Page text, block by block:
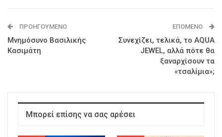
ΠΡΟΗΓΟΎΜΕΝΟ
Μνημόσυνο Βασιλικής
Κασιμάτη
ΕΠΌΜΕΝΟ
Συνεχίζει, τελικά, το AQUA
JEWEL, αλλά πότε θα
ξαναρχίσουν τα
«τσαλίμια»;
Μπορεί επίσης να σας αρέσει